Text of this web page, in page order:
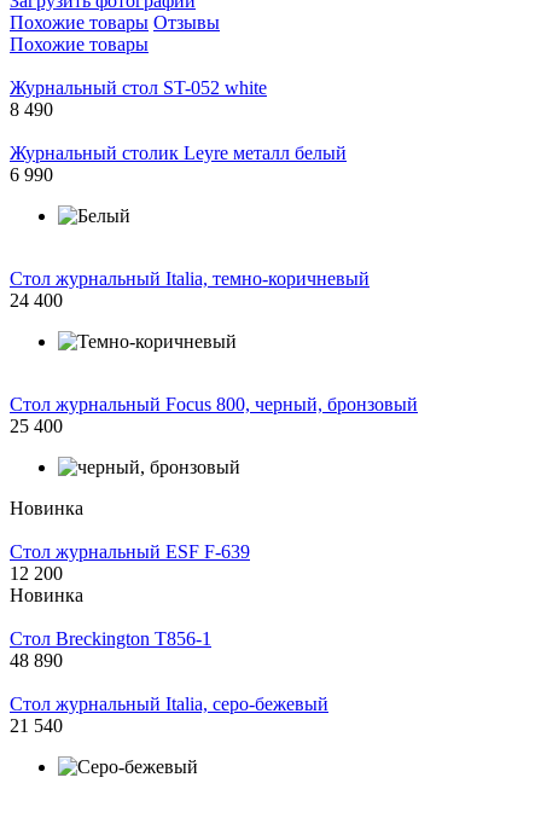
Похожие товары Отзывы
Похожие товары
Журнальный стол ST-052 white
8 490
Журнальный столик Leyre металл белый
6 990
Стол журнальный Italia, темно-коричневый
24 400
Стол журнальный Focus 800, черный, бронзовый
25 400
Новинка
Стол журнальный ESF F-639
12 200
Новинка
Стол Breckington T856-1
48 890
Стол журнальный Italia, серо-бежевый
21 540